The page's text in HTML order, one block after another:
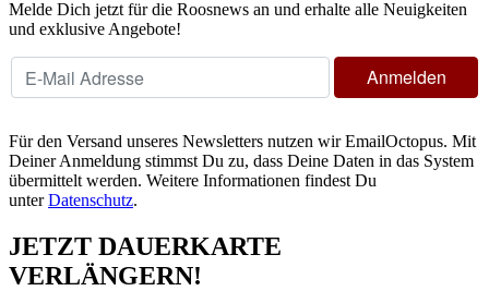
Melde Dich jetzt für die Roosnews an und erhalte alle Neuigkeiten
und exklusive Angebote!
Für den Versand unseres Newsletters nutzen wir EmailOctopus. Mit
Deiner Anmeldung stimmst Du zu, dass Deine Daten in das System
übermittelt werden. Weitere Informationen findest Du
unterDatenschutz.
JETZT DAUERKARTE
VERLÄNGERN!